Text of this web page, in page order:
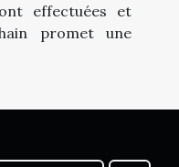
effectuées et
promet une